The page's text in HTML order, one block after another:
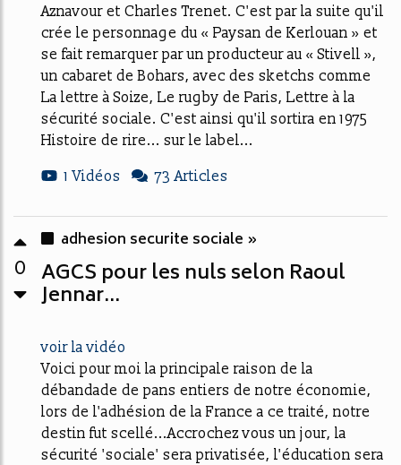
Aznavour et Charles Trenet. C'est par la suite qu'il
crée le personnage du « Paysan de Kerlouan » et
se fait remarquer par un producteur au « Stivell »,
un cabaret de Bohars, avec des sketchs comme
La lettre à Soize, Le rugby de Paris, Lettre à la
sécurité sociale. C'est ainsi qu'il sortira en 1975
Histoire de rire... sur le label...
1 Vidéos
73 Articles
0
adhesion securite sociale »
AGCS pour les nuls selon Raoul
Jennar...
voir la vidéo
Voici pour moi la principale raison de la
débandade de pans entiers de notre économie,
lors de l'adhésion de la France a ce traité, notre
destin fut scellé...Accrochez vous un jour, la
sécurité 'sociale' sera privatisée, l'éducation sera